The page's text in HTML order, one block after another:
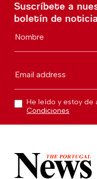
Suscríbete a
boletín de
Nombre
Email address
He leído y estoy de
Condiciones